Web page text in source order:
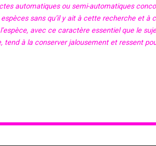
automatiques ou semi-automatiques
sans qu’il y ait à cette recherche et à
avec ce caractère essentiel que le
à la conserver jalousement et ressent